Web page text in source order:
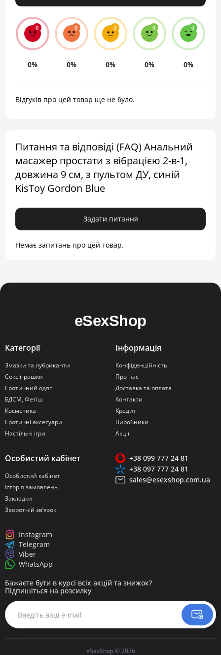
0
0%
0
0%
0
0%
0
0%
0
0%
Відгуків про цей товар ще не було.
Питання та відповіді (FAQ) Анальний
масажер простати з вібрацією 2-в-1,
довжина 9 см, з пультом ДУ, синій
KisToy Gordon Blue
Задати питання
Немає запитань про цей товар.
Категорії
Змазки та лубриканти
Секс іграшки
Еротичний одяг
БДСМ, Фетіш
Косметика
Еротичні аксесуари
Настільні ігри
Інформація
Конфіденційність
Про нас
Доставка та оплата
Контакти
Кредит
Виробники
Акції
Особистий кабінет
Особистий кабінет
Історія замовлень
Закладки
Зворотній зв’язок
Бажаєте бути в курсі всіх акцій та знижок?
Підпишіться на розсилку
+38 099 777 24 81
+38 097 777 24 81
sales@esexshop.com.ua
Instagram
Telegram
Viber
WhatsApp
eSexShop © 2026